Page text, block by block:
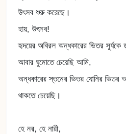
উৎসব শুরু করেছে।
হায়, উৎসব!
হৃদয়ের অবিরল অন্ধকারের ভিতর সূর্যকে
আবার ঘুমোতে চেয়েছি আমি,
অন্ধকারের স্তনের ভিতর যোনির ভিতর
থাকতে চেয়েছি।
হে নর, হে নারী,